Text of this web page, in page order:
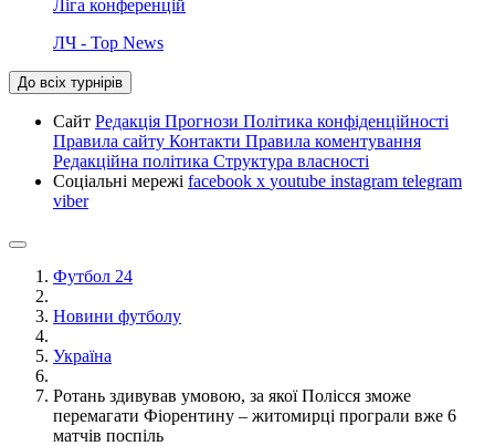
Ліга конференцій
ЛЧ - Top News
До всіх турнірів
Сайт Редакція Прогнози Політика конфіденційності
Правила сайту Контакти Правила коментування
Редакційна політика Структура власності
Соціальні мережі facebook x youtube instagram telegram
viber
Футбол 24
Новини футболу
Україна
Ротань здивував умовою, за якої Полісся зможе
перемагати Фіорентину – житомирці програли вже 6
матчів поспіль